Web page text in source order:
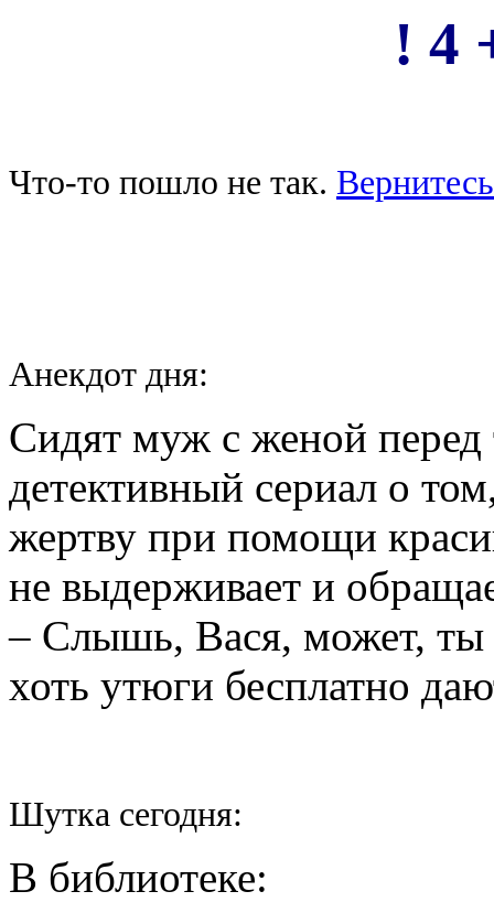
! 4
Что-то пошло не так.
Анекдот дня:
Сидят муж с женой перед
детективный сериал о
жертву при помощи
не выдерживает и
– Слышь, Вася, может, ты
хоть утюги бесплатно
Шутка сегодня:
В библиотеке: